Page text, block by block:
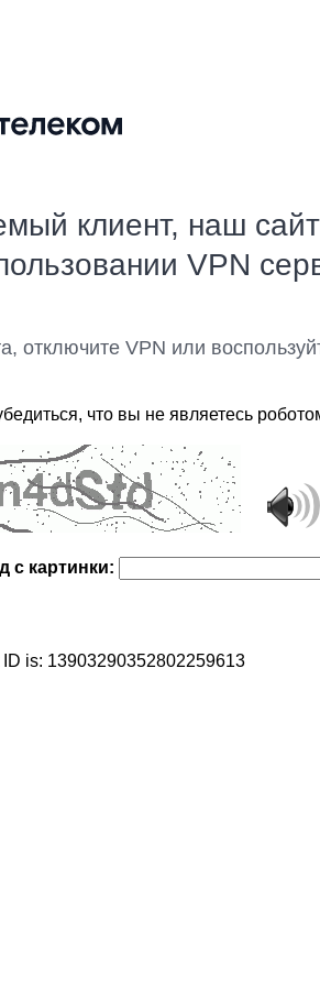
клиент, наш
VPN
отключите VPN или
что вы не являетесь
с картинки:
ID is: 13903290352802259613